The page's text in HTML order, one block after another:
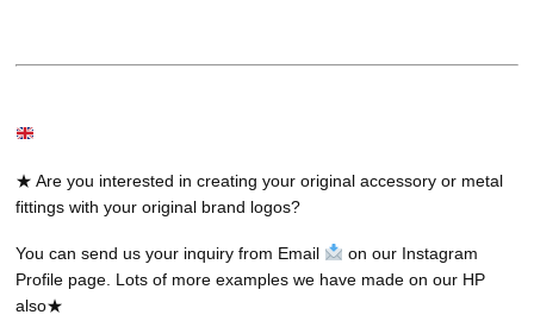
★ Are you interested in creating your original accessory or metal
fittings with your original brand logos?
You can send us your inquiry from Email
on our Instagram
Profile page. Lots of more examples we have made on our HP
also★